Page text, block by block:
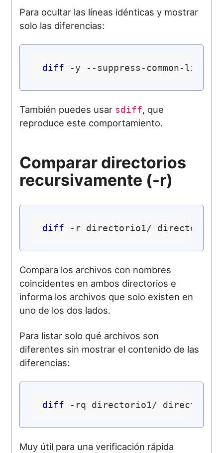
Para ocultar las líneas idénticas y mostrar
solo las diferencias:
diff
También puedes usar sdiff, que
reproduce este comportamiento.
Comparar directorios
recursivamente (-r)
diff
Compara los archivos con nombres
coincidentes en ambos directorios e
informa los archivos que solo existen en
uno de los dos lados.
Para listar solo qué archivos son
diferentes sin mostrar el contenido de las
diferencias:
diff
Muy útil para una verificación rápida